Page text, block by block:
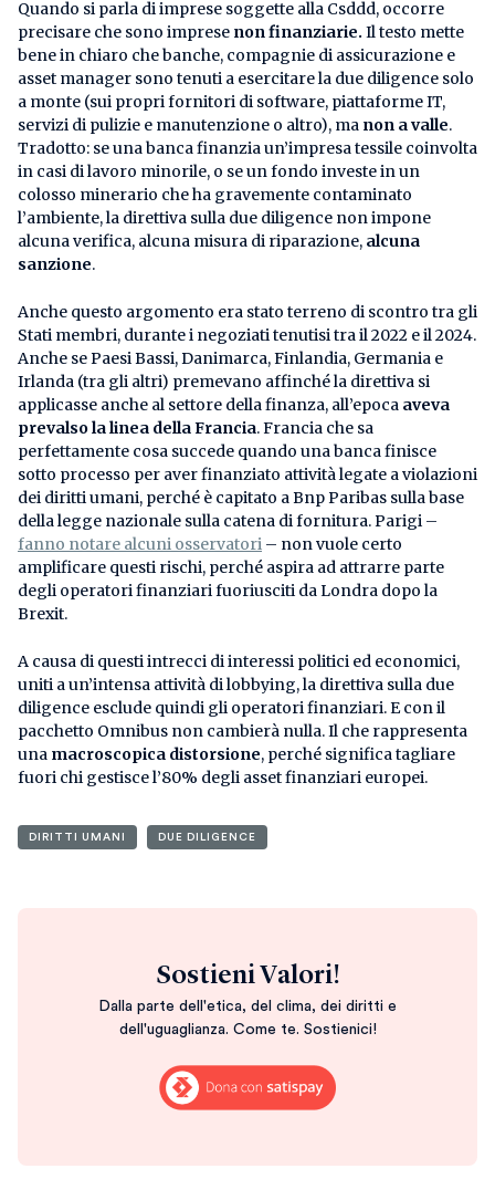
Quando si parla di imprese soggette alla Csddd, occorre
precisare che sono imprese non finanziarie. Il testo mette
bene in chiaro che banche, compagnie di assicurazione e
asset manager sono tenuti a esercitare la due diligence solo
a monte (sui propri fornitori di software, piattaforme IT,
servizi di pulizie e manutenzione o altro), ma non a valle.
Tradotto: se una banca finanzia un’impresa tessile coinvolta
in casi di lavoro minorile, o se un fondo investe in un
colosso minerario che ha gravemente contaminato
l’ambiente, la direttiva sulla due diligence non impone
alcuna verifica, alcuna misura di riparazione, alcuna
sanzione.
Anche questo argomento era stato terreno di scontro tra gli
Stati membri, durante i negoziati tenutisi tra il 2022 e il 2024.
Anche se Paesi Bassi, Danimarca, Finlandia, Germania e
Irlanda (tra gli altri) premevano affinché la direttiva si
applicasse anche al settore della finanza, all’epoca aveva
prevalso la linea della Francia. Francia che sa
perfettamente cosa succede quando una banca finisce
sotto processo per aver finanziato attività legate a violazioni
dei diritti umani, perché è capitato a Bnp Paribas sulla base
della legge nazionale sulla catena di fornitura. Parigi –
fanno notare alcuni osservatori – non vuole certo
amplificare questi rischi, perché aspira ad attrarre parte
degli operatori finanziari fuoriusciti da Londra dopo la
Brexit.
A causa di questi intrecci di interessi politici ed economici,
uniti a un’intensa attività di lobbying, la direttiva sulla due
diligence esclude quindi gli operatori finanziari. E con il
pacchetto Omnibus non cambierà nulla. Il che rappresenta
una macroscopica distorsione, perché significa tagliare
fuori chi gestisce l’80% degli asset finanziari europei.
DIRITTI UMANI DUE DILIGENCE
Sostieni Valori!
Dalla parte dell'etica, del clima, dei diritti e
dell'uguaglianza. Come te. Sostienici!